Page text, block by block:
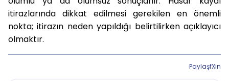
itirazlarında dikkat edilmesi gerekilen en önemli
nokta; itirazın neden yapıldığı belirtilirken açıklayıcı
olmaktır.
PaylaşfXin